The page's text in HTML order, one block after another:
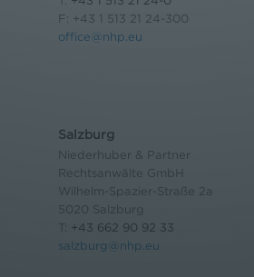
F: +43 1 513 21 24-300
office@nhp.eu
Salzburg
Niederhuber & Partner
Rechtsanwälte GmbH
Wilhelm-Spazier-Straße 2a
5020 Salzburg
T: +43 662 90 92 33
salzburg@nhp.eu